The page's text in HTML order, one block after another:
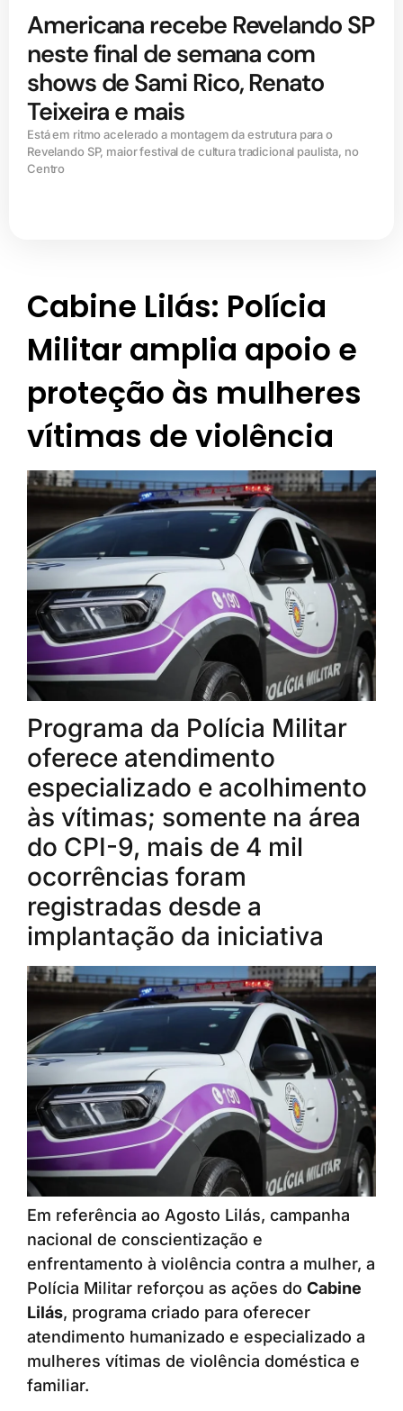
Americana recebe Revelando SP
neste final de semana com
shows de Sami Rico, Renato
Teixeira e mais
Está em ritmo acelerado a montagem da estrutura para o
Revelando SP, maior festival de cultura tradicional paulista, no
Centro
Cabine Lilás: Polícia
Militar amplia apoio e
proteção às mulheres
vítimas de violência
Programa da Polícia Militar
oferece atendimento
especializado e acolhimento
às vítimas; somente na área
do CPI-9, mais de 4 mil
ocorrências foram
registradas desde a
implantação da iniciativa
Em referência ao Agosto Lilás, campanha
nacional de conscientização e
enfrentamento à violência contra a mulher, a
Polícia Militar reforçou as ações do Cabine
Lilás, programa criado para oferecer
atendimento humanizado e especializado a
mulheres vítimas de violência doméstica e
familiar.